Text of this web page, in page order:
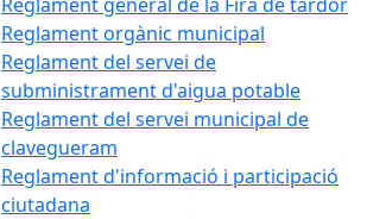
Reglament orgànic municipal
Reglament del servei de
subministrament d'aigua potable
Reglament del servei municipal de
clavegueram
Reglament d'informació i participació
ciutadana